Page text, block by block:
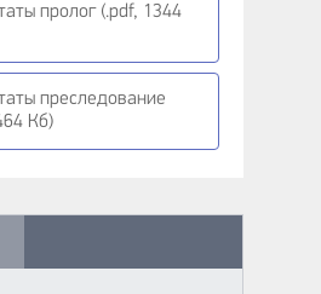
пролог (.pdf, 1344
преследование
Кб)